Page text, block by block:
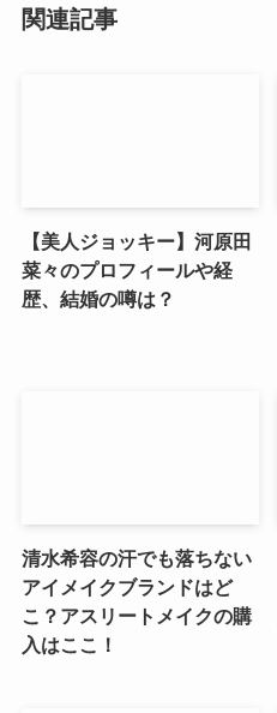
関連記事
【美人ジョッキー】河原田
菜々のプロフィールや経
歴、結婚の噂は？
清水希容の汗でも落ちない
アイメイクブランドはど
こ？アスリートメイクの購
入はここ！